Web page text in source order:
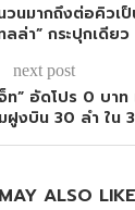
วนมากถึงต่อคิวเ
ลล่า” กระปุกเดียว
next post
ท” อัดโปร 0 บา
ฝูงบิน 30 ลำ ใน
ALSO LIKE